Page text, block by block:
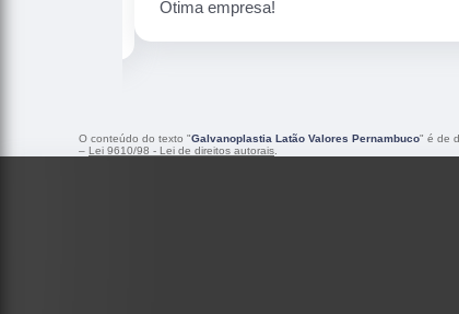
Peças maravilhosa ! Banho de
O conteúdo do texto "Galvanoplastia Latão Valores Pernambuco" é de
– Lei 9610/98 - Lei de direitos autorais